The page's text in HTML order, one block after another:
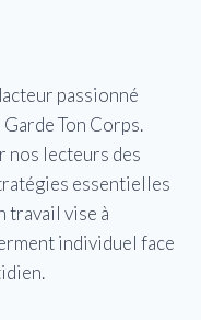
passionné
Ton Corps.
nos lecteurs des
essentielles
travail vise à
individuel face